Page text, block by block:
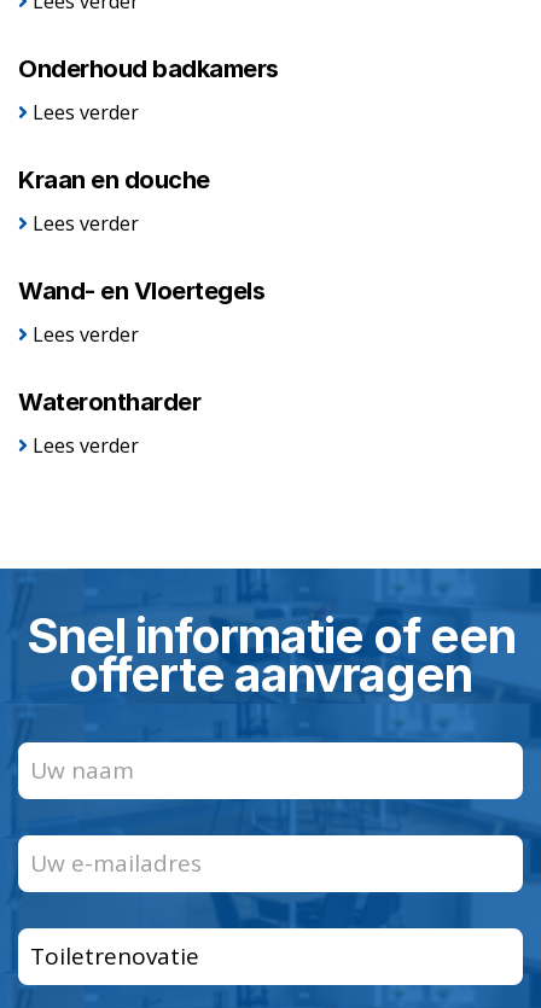
Onderhoud badkamers
Lees verder
Kraan en douche
Lees verder
Wand- en Vloertegels
Lees verder
Waterontharder
Lees verder
Snel informatie of een
offerte aanvragen